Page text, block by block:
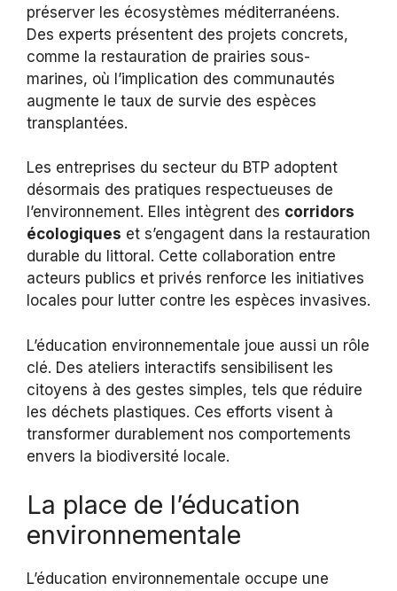
préserver les écosystèmes méditerranéens.
Des experts présentent des projets concrets,
comme la restauration de prairies sous-
marines, où l’implication des communautés
augmente le taux de survie des espèces
transplantées.
Les entreprises du secteur du BTP adoptent
désormais des pratiques respectueuses de
l’environnement. Elles intègrent des corridors
écologiques et s’engagent dans la restauration
durable du littoral. Cette collaboration entre
acteurs publics et privés renforce les initiatives
locales pour lutter contre les espèces invasives.
L’éducation environnementale joue aussi un rôle
clé. Des ateliers interactifs sensibilisent les
citoyens à des gestes simples, tels que réduire
les déchets plastiques. Ces efforts visent à
transformer durablement nos comportements
envers la biodiversité locale.
La place de l’éducation
environnementale
L’éducation environnementale occupe une